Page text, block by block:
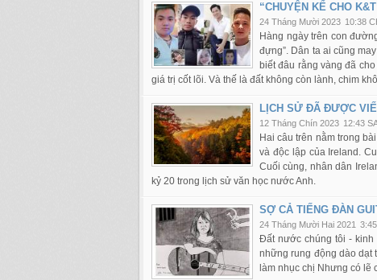
“CHUYỆN KỂ CHO
24 Tháng Mười 2023 10:38
Hàng ngày trên con
đựng”. Dân ta ai cũng
biết đâu rằng vàng đã
giá trị cốt lõi. Và thế là đất không còn lành, chim
LỊCH SỬ ĐÃ ĐƯỢC
12 Tháng Chín 2023 12:43
Hai câu trên nằm trong
và độc lập của Ireland.
Cuối cùng, nhân dân
kỷ 20 trong lịch sử văn học nước Anh.
SỢ CẢ TIẾNG ĐÀN
24 Tháng Mười Hai 2021
Đất nước chúng tôi - kinh
những rung động dào dạt
làm nhục chị Nhưng có lẽ